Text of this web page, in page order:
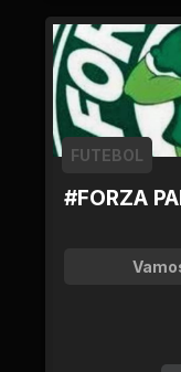
#FORZA
FUTEBOL